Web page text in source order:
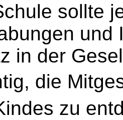
sollte
und
in der
die
zu